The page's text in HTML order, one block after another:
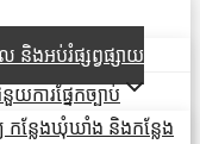
និងអប់រំផ្សព្វផ្សាយ
យការផ្នែកច្បាប់
កន្លែងឃុំឃាំង និងកន្លែង